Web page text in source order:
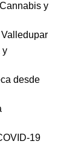
y
y
desde
19